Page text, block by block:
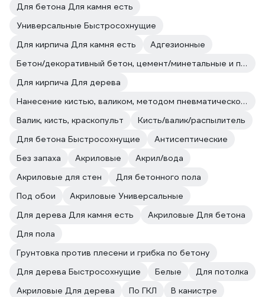
Для бетона Для камня есть
Универсальные Быстросохнущие
Для кирпича Для камня есть
Адгезионные
Бетон/декоративный бетон, цемент/минетальные и полимерные декоративные штукатурки/прочие впитывающие поверхности
Для кирпича Для дерева
Нанесение кистью, валиком, методом пневматического и безвоздушного распыления.
Валик, кисть, краскопульт
Кисть/валик/распылитель
Для бетона Быстросохнущие
Антисептические
Без запаха
Акриловые
Акрил/вода
Акриловые для стен
Для бетонного пола
Под обои
Акриловые Универсальные
Для дерева Для камня есть
Акриловые Для бетона
Для пола
Грунтовка против плесени и грибка по бетону
Для дерева Быстросохнущие
Белые
Для потолка
Акриловые Для дерева
По ГКЛ
В канистре